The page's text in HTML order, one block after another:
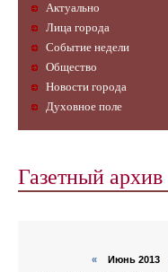
Актуально
Лица города
Событие недели
Общество
Новости города
Духовное поле
Газетный архив
« Июнь 2013